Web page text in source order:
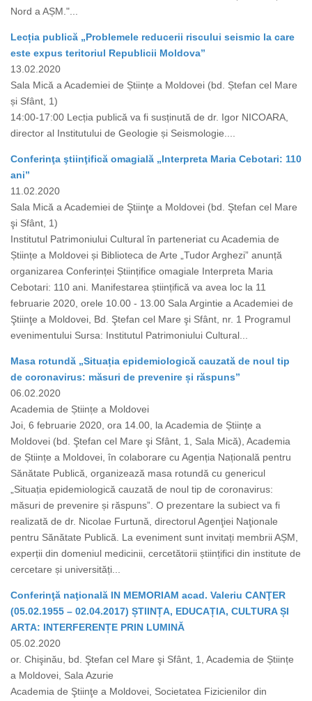
Nord a AȘM."...
Lecția publică „Problemele reducerii riscului seismic la care
este expus teritoriul Republicii Moldova”
13.02.2020
Sala Mică a Academiei de Științe a Moldovei (bd. Ștefan cel Mare
și Sfânt, 1)
14:00-17:00 Lecția publică va fi susținută de dr. Igor NICOARA,
director al Institutului de Geologie și Seismologie....
Conferinţa ştiinţifică omagială „Interpreta Maria Cebotari: 110
ani”
11.02.2020
Sala Mică a Academiei de Ştiinţe a Moldovei (bd. Ştefan cel Mare
şi Sfânt, 1)
Institutul Patrimoniului Cultural în parteneriat cu Academia de
Științe a Moldovei și Biblioteca de Arte „Tudor Arghezi” anunță
organizarea Conferinței Științifice omagiale Interpreta Maria
Cebotari: 110 ani. Manifestarea științifică va avea loc la 11
februarie 2020, orele 10.00 - 13.00 Sala Argintie a Academiei de
Ştiinţe a Moldovei, Bd. Ştefan cel Mare şi Sfânt, nr. 1 Programul
evenimentului Sursa: Institutul Patrimoniului Cultural...
Masa rotundă „Situația epidemiologică cauzată de noul tip
de coronavirus: măsuri de prevenire și răspuns”
06.02.2020
Academia de Științe a Moldovei
Joi, 6 februarie 2020, ora 14.00, la Academia de Științe a
Moldovei (bd. Ştefan cel Mare şi Sfânt, 1, Sala Mică), Academia
de Științe a Moldovei, în colaborare cu Agenția Națională pentru
Sănătate Publică, organizează masa rotundă cu genericul
„Situația epidemiologică cauzată de noul tip de coronavirus:
măsuri de prevenire și răspuns”. O prezentare la subiect va fi
realizată de dr. Nicolae Furtună, directorul Agenţiei Naţionale
pentru Sănătate Publică. La eveniment sunt invitați membrii AȘM,
experții din domeniul medicinii, cercetătorii științifici din institute de
cercetare și universități...
Conferinţă naţională IN MEMORIAM acad. Valeriu CANŢER
(05.02.1955 – 02.04.2017) ȘTIINȚA, EDUCAȚIA, CULTURA ȘI
ARTA: INTERFERENȚE PRIN LUMINĂ
05.02.2020
or. Chişinău, bd. Ştefan cel Mare şi Sfânt, 1, Academia de Științe
a Moldovei, Sala Azurie
Academia de Ştiinţe a Moldovei, Societatea Fizicienilor din